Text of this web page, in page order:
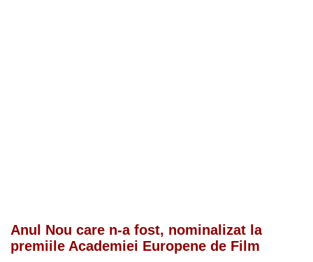
Anul Nou care n-a fost, nominalizat la
premiile Academiei Europene de Film